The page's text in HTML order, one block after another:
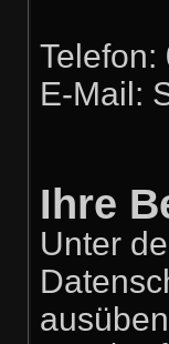
Telefon:
E-Mail:
Ihre
Unter